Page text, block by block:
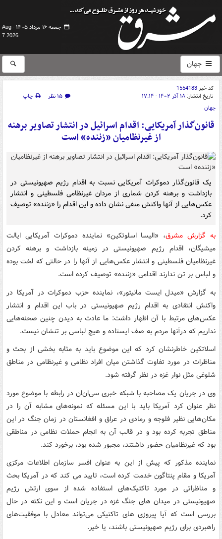
جمعه ۱۶ مرداد ۱۴۰۵ -
Aug
7 2026
جهان
کد خبر1554183
تاریخ انتشار: ۱۸ آذر ۱۴۰۲ - ۱۷:۱۴ ۱۵ نظر
چاپ
جهان
قانون‌گذار آمریکایی: اقدام اسرائیل در انتشار تصاویر برهنه
از غیرنظامیان «زننده» است
یک قانون‌گذار دموکرات آمریکایی نسبت به اقدام رژیم صهیونیستی در
بازداشت و برهنه کردن شماری از مردان غیرنظامی فلسطینی و انتشار
عکس‌هایی از آنها واکنش منفی نشان داده و این اقدام را «زننده» توصیف
کرد.
به گزارش مشرق، «الیسا اسلوتکین» نماینده دموکرات آمریکایی ایالت
میشیگان، اقدام رژیم صهیونیستی در زمینه بازداشت و برهنه کردن
غیرنظامیان فلسطینی و انتشار عکس‌هایی از آنها را در حالتی که لخت بوده
و لباس بر تن ندارند اقدامی «زننده» توصیف کرده است.
به گزارش «میدل ایست مانیتور»، نماینده حزب دموکرات در آمریکا در
واکنش انتقادی به اقدام رژیم صهیونیستی در باب این اقدام و انتشار
عکس‌های مرتبط با آن اظهار داشت: ما عادت به دیدن چنین صحنه‌هایی
نداریم که درآنها مردم به صف ایستاده و هیچ لباسی بر تنشان نیست.
اسلاتکین خاطرنشان کرد که این موضوع باید به مثابه بخشی از بحث‌ و
مناظرات در مورد تفاوت گذاشتن میان افراد نظامی و غیرنظامی در مناطق
شلوغی مثل نوار غزه در نظر گرفته شود.
وی در جریان یک مصاحبه با شبکه خبری سی‌ان‌ان در رابطه با موضوع مورد
نظر عنوان کرد آمریکا باید با این مسئله که نمونه‌های مشابه آن را در
مکان‌هایی نظیر فلوجه و رمادی در عراق و افغانستان در زمان جنگ در این
مناطق تجربه کرده بود و در قالب آن به انجام حملات نظامی در مناطقی
بود که غیرنظامیان حضور داشتند، مجبور شده بود، برخورد کند.
نماینده مذکور که پیش از این به عنوان افسر سازمان اطلاعات مرکزی
آمریکا و مقام پنتاگون خدمت کرده است، تایید می کند که در آمریکا بحث
و مناظراتی در مورد تاکتیک‌های استفاده شده از سوی ارتش رژیم
صهیونیستی در میدان های جنگ غزه در جریان است و این نکته در حال
بررسی است که آیا پیروزی های تاکتیکی می‌تواند معادل با موفقیت‌های
راهبردی برای رژیم صهیونیستی باشند، یا خیر.